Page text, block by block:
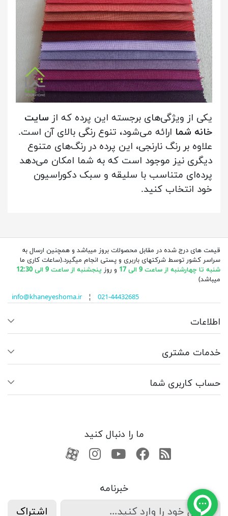
یکی از ویژگی‌های برجسته این پرده که از سایت
خانه شما ارائه می‌شود، تنوع رنگی بالای آن است.
علاوه بر رنگ نارنجی، این پرده در رنگ‌های متنوع
دیگری نیز موجود است که به شما امکان می‌دهد
پرده‌ای متناسب با سلیقه و سبک دکوراسیون
خود انتخاب کنید.
قیمت های درج شده در مقابل محصولات بروز میباشد و همچنین ارسال به
سراسر کشور توسط شرکتهای باربری و پستی انجام میگیرد.(ساعات کاری ما
شنبه تا چهارشنبه از ساعت 9 الی 17
و روز پنجشنبه از ساعت 9 الی 12:30
میباشد)
info@khaneyeshoma.ir¦ 021-44432685
اطلاعات
خدمات مشتری
حساب کاربری شما
ما را دنبال کنید
RSSفیسبوکیوتیوبکانال آپارات
کانال آپارات
خبرنامه
اشتراک